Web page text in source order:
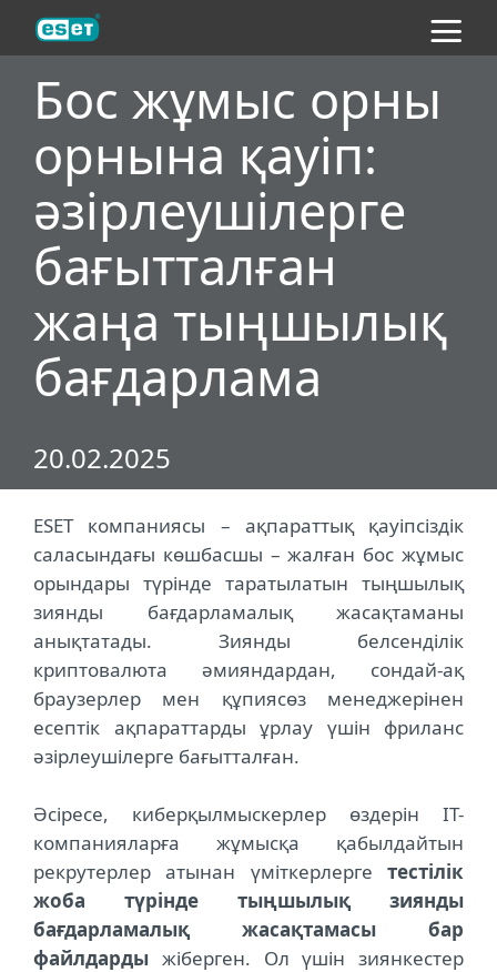
Бос жұмыс орны
орнына қауіп:
әзірлеушілерге
бағытталған
жаңа тыңшылық
бағдарлама
20.02.2025
ESET компаниясы – ақпараттық қауіпсіздік
саласындағы көшбасшы – жалған бос жұмыс
орындары түрінде таратылатын тыңшылық
зиянды бағдарламалық жасақтаманы
анықтатады. Зиянды белсенділік
криптовалюта әмияндардан, сондай-ақ
браузерлер мен құпиясөз менеджерінен
есептік ақпараттарды ұрлау үшін фриланс
әзірлеушілерге бағытталған.
Әсіресе, киберқылмыскерлер өздерін IT-
компанияларға жұмысқа қабылдайтын
рекрутерлер атынан үміткерлерге тестілік
жоба түрінде тыңшылық зиянды
бағдарламалық жасақтамасы бар
файлдарды жіберген. Ол үшін зиянкестер
ESET